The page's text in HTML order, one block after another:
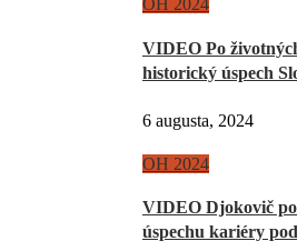
OH 2024
VIDEO Po
historický úspech
6 augusta, 2024
OH 2024
VIDEO Djokovič
úspechu kariéry